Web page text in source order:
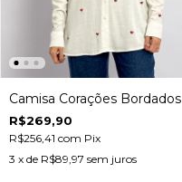
Camisa Corações Bordados
R$269,90
R$256,41 com Pix
3 x de R$89,97 sem juros